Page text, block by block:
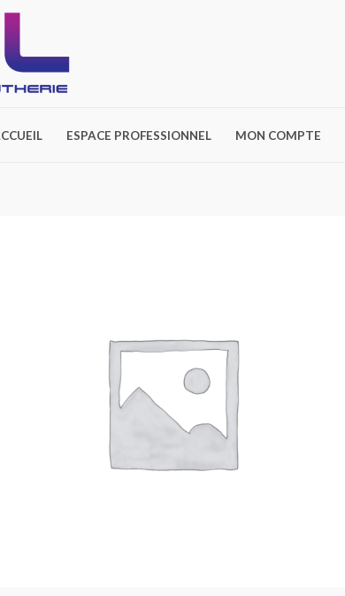
ESPACE PROFESSIONNEL MON COMPTE